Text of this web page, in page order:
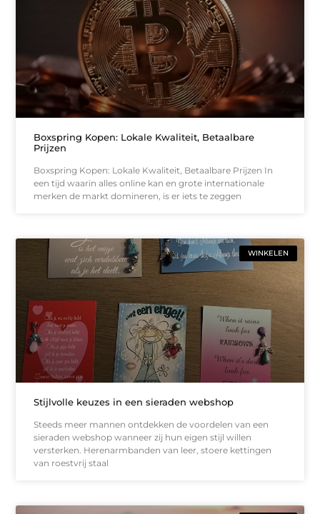
Boxspring Kopen: Lokale Kwaliteit, Betaalbare
Prijzen
Boxspring Kopen: Lokale Kwaliteit, Betaalbare Prijzen In
een tijd waarin alles online kan en grote internationale
merken de markt domineren, is er iets te zeggen
WINKELEN
Stijlvolle keuzes in een sieraden webshop
Steeds meer mannen ontdekken de voordelen van een
sieraden webshop wanneer zij hun eigen stijl willen
versterken. Herenarmbanden van leer, stoere kettingen
van roestvrij staal